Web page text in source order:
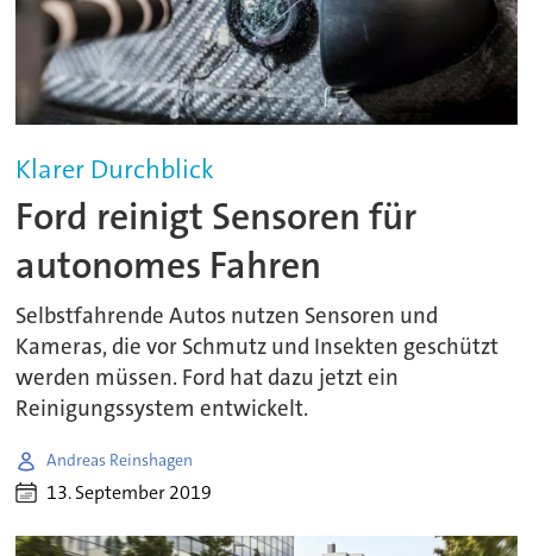
Klarer Durchblick
Ford reinigt Sensoren für
autonomes Fahren
Selbstfahrende Autos nutzen Sensoren und
Kameras, die vor Schmutz und Insekten geschützt
werden müssen. Ford hat dazu jetzt ein
Reinigungssystem entwickelt.
Andreas Reinshagen
13. September 2019